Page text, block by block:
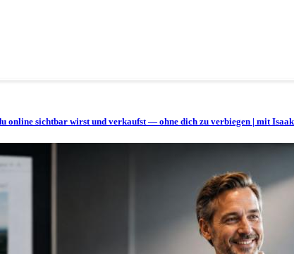
online sichtbar wirst und verkaufst — ohne dich zu verbiegen | mit